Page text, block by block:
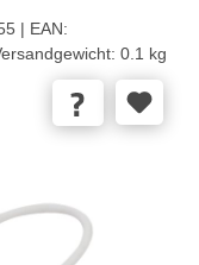
| EAN:
0.1 kg